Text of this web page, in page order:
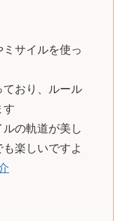
サイルを使っ
おり、ルール
す
の軌道が美し
楽しいですよ